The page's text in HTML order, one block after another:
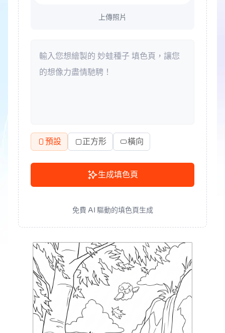
上傳照片
預設 正方形 橫向
生成填色頁
免費 AI 驅動的填色頁生成